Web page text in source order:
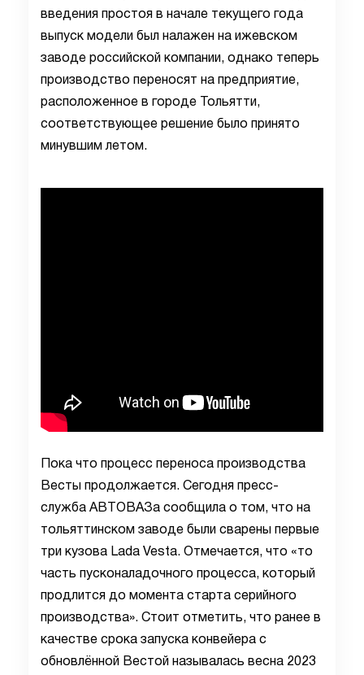
введения простоя в начале текущего года
выпуск модели был налажен на ижевском
заводе российской компании, однако теперь
производство переносят на предприятие,
расположенное в городе Тольятти,
соответствующее решение было принято
минувшим летом.
Пока что процесс переноса производства
Весты продолжается. Сегодня пресс-
служба АВТОВАЗа сообщила о том, что на
тольяттинском заводе были сварены первые
три кузова Lada Vesta. Отмечается, что «то
часть пусконаладочного процесса, который
продлится до момента старта серийного
производства». Стоит отметить, что ранее в
качестве срока запуска конвейера с
обновлённой Вестой называлась весна 2023